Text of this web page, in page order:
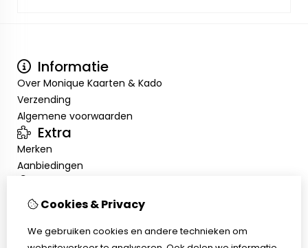
Informatie
Over Monique Kaarten & Kado
Verzending
Algemene voorwaarden
Extra
Merken
Aanbiedingen
Inloggen
Nieuwsbrief
Cookies & Privacy
We gebruiken cookies en andere technieken om